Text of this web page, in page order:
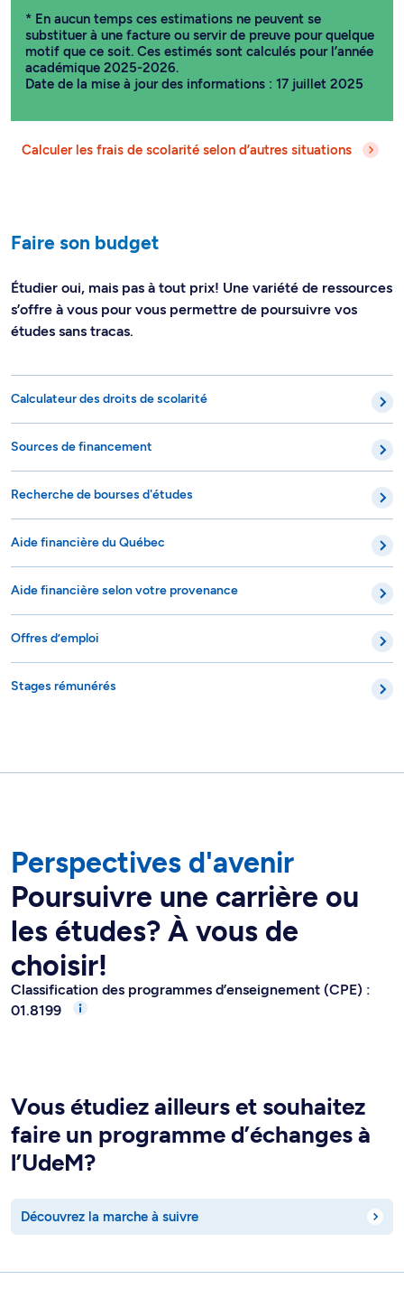
* En aucun temps ces estimations ne peuvent se
substituer à une facture ou servir de preuve pour quelque
motif que ce soit. Ces estimés sont calculés pour l’année
académique 2025-2026.
Date de la mise à jour des informations : 17 juillet 2025
Calculer les frais de scolarité selon d’autres situations
Faire son budget
Étudier oui, mais pas à tout prix! Une variété de ressources
s’offre à vous pour vous permettre de poursuivre vos
études sans tracas.
Calculateur des droits de scolarité
Sources de financement
Recherche de bourses d'études
Aide financière du Québec
Aide financière selon votre provenance
Offres d’emploi
Stages rémunérés
Perspectives d'avenir
Poursuivre une carrière ou
les études? À vous de
choisir!
Classification des programmes d’enseignement (CPE) :
01.8199
Vous étudiez ailleurs et souhaitez
faire un programme d’échanges à
l’UdeM?
Découvrez la marche à suivre